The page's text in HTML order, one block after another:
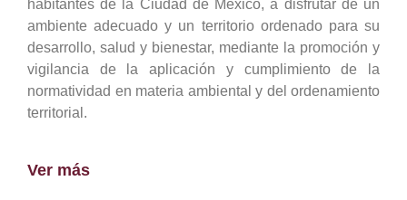
habitantes de la Ciudad de México, a disfrutar de un
ambiente adecuado y un territorio ordenado para su
desarrollo, salud y bienestar, mediante la promoción y
vigilancia de la aplicación y cumplimiento de la
normatividad en materia ambiental y del ordenamiento
territorial.
Ver más